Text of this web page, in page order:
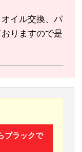
イル交換、パ
りますので是
ブラックで